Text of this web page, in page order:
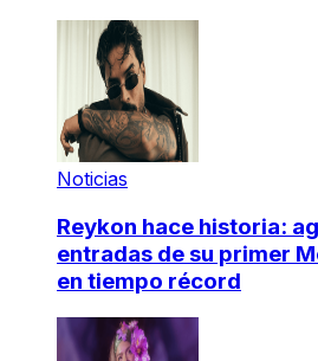
Noticias
Reykon hace historia:
entradas de su primer
en tiempo récord